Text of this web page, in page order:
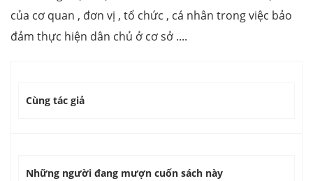
của cơ quan , đơn vị , tổ chức , cá nhân trong việc bảo
đảm thực hiện dân chủ ở cơ sở ....
Cùng tác giả
Những người đang mượn cuốn sách này